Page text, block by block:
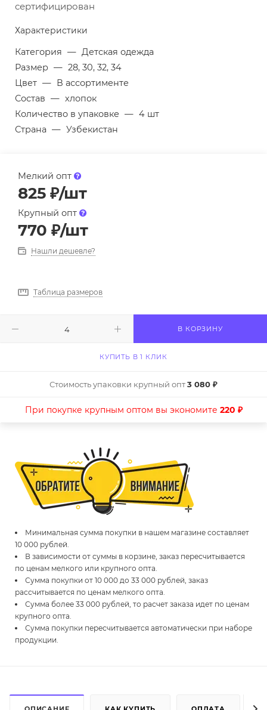
сертифицирован
Характеристики
Категория — Детская одежда
Размер — 28, 30, 32, 34
Цвет — В ассортименте
Состав — хлопок
Количество в упаковке — 4 шт
Страна — Узбекистан
Мелкий опт
825 ₽/шт
Крупный опт
770 ₽/шт
Нашли дешевле?
Таблица размеров
В КОРЗИНУ
КУПИТЬ В 1 КЛИК
Стоимость упаковки крупный опт3 080 ₽
При покупке крупным оптом вы экономите 220 ₽
Минимальная сумма покупки в нашем магазине составляет
10 000 рублей.
В зависимости от суммы в корзине, заказ пересчитывается
по ценам мелкого или крупного опта.
Сумма покупки от 10 000 до 33 000 рублей, заказ
рассчитывается по ценам мелкого опта.
Сумма более 33 000 рублей, то расчет заказа идет по ценам
крупного опта.
Сумма покупки пересчитывается автоматически при наборе
продукции.